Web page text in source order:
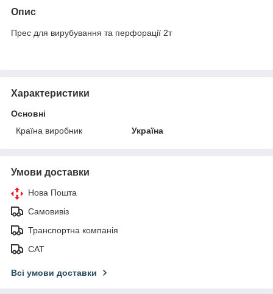
Опис
Прес для вирубування та перфорації 2т
Характеристики
Основні
Країна виробник
Україна
Умови доставки
Нова Пошта
Самовивіз
Транспортна компанія
САТ
Всі умови доставки